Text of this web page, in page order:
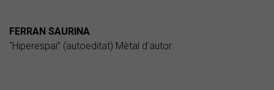
FERRAN SAURINA
“Hiperespai” (autoeditat) Mètal d'autor